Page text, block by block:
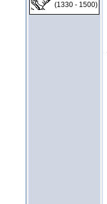
(1330 - 1500)